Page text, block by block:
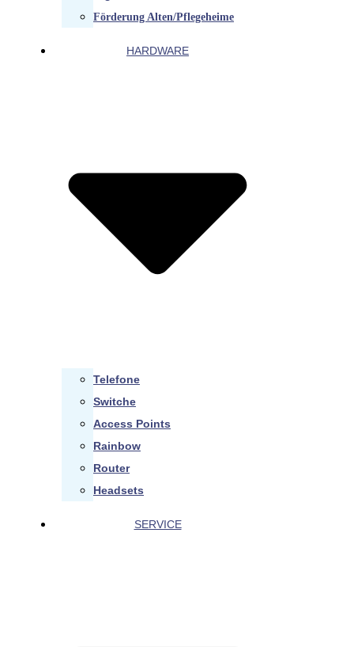
Förderung Alten/Pflegeheime
HARDWARE
Telefone
Switche
Access Points
Rainbow
Router
Headsets
SERVICE